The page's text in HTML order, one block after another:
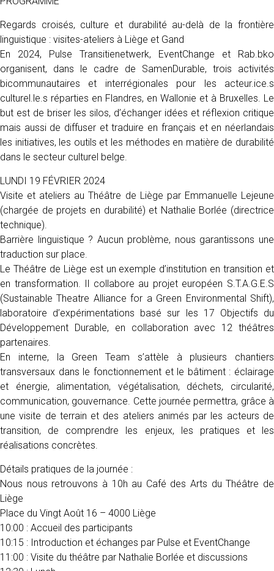
Regards croisés, culture et durabilité au-delà de la frontière
linguistique : visites-ateliers à Liège et Gand
En 2024, Pulse Transitienetwerk, EventChange et Rab.bko
organisent, dans le cadre de SamenDurable, trois activités
bicommunautaires et interrégionales pour les acteur.ice.s
culturel.le.s réparties en Flandres, en Wallonie et à Bruxelles. Le
but est de briser les silos, d’échanger idées et réflexion critique
mais aussi de diffuser et traduire en français et en néerlandais
les initiatives, les outils et les méthodes en matière de durabilité
dans le secteur culturel belge.
LUNDI 19 FÉVRIER 2024
Visite et ateliers au Théâtre de Liège par Emmanuelle Lejeune
(chargée de projets en durabilité) et Nathalie Borlée (directrice
technique).
Barrière linguistique ? Aucun problème, nous garantissons une
traduction sur place.
Le Théâtre de Liège est un exemple d’institution en transition et
en transformation. Il collabore au projet européen S.T.A.G.E.S
(Sustainable Theatre Alliance for a Green Environmental Shift),
laboratoire d’expérimentations basé sur les 17 Objectifs du
Développement Durable, en collaboration avec 12 théâtres
partenaires.
En interne, la Green Team s’attèle à plusieurs chantiers
transversaux dans le fonctionnement et le bâtiment : éclairage
et énergie, alimentation, végétalisation, déchets, circularité,
communication, gouvernance. Cette journée permettra, grâce à
une visite de terrain et des ateliers animés par les acteurs de
transition, de comprendre les enjeux, les pratiques et les
réalisations concrètes.
Détails pratiques de la journée :
Nous nous retrouvons à 10h au Café des Arts du Théâtre de
Liège
Place du Vingt Août 16 – 4000 Liège
10:00 : Accueil des participants
10:15 : Introduction et échanges par Pulse et EventChange
11:00 : Visite du théâtre par Nathalie Borlée et discussions